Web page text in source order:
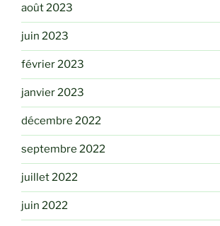
août 2023
juin 2023
février 2023
janvier 2023
décembre 2022
septembre 2022
juillet 2022
juin 2022